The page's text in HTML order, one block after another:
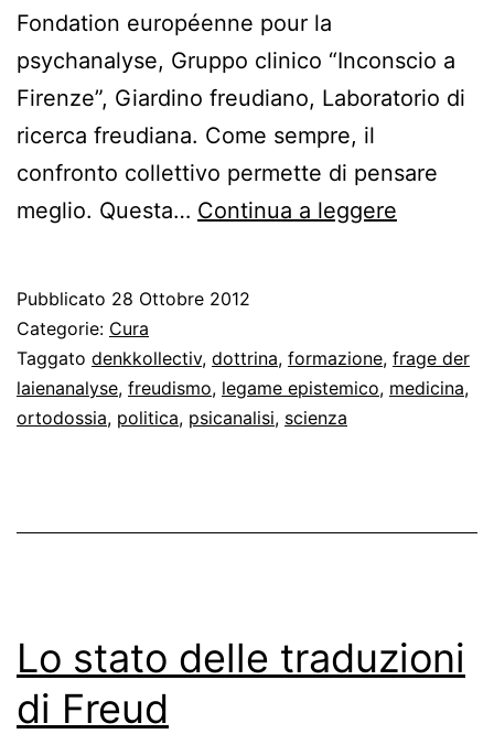
Fondation européenne pour la
psychanalyse, Gruppo clinico “Inconscio a
Firenze”, Giardino freudiano, Laboratorio di
ricerca freudiana. Come sempre, il
confronto collettivo permette di pensare
meglio. Questa… Continua a leggere
cura
Pubblicato 28 Ottobre 2012
Categorie: Cura
Taggato denkkollectiv, dottrina, formazione, frage der
laienanalyse, freudismo, legame epistemico, medicina,
ortodossia, politica, psicanalisi, scienza
Lo stato delle traduzioni
di Freud